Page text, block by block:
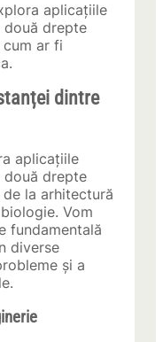
aplicațiile
drepte
cum ar fi
dintre
aplicațiile
drepte
la arhitectură
Vom
fundamentală
diverse
și a